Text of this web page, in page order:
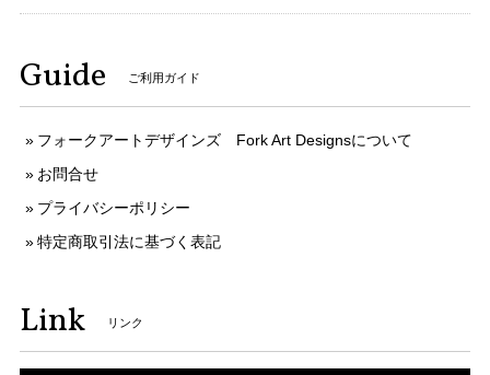
Guide ご利用ガイド
フォークアートデザインズ Fork Art Designsについて
お問合せ
プライバシーポリシー
特定商取引法に基づく表記
Link リンク